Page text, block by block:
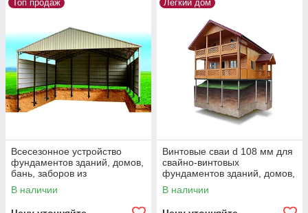
Топ продаж
Всесезонное устройство
фундаментов зданий, домов,
бань, заборов из
фундаментных винтовых
свай d 89 мм
В наличии
Легкий дом
Винтовые сваи d 108 мм для
свайно-винтовых
фундаментов зданий, домов,
бань, трубопроводов, опор
ЛЭП, пирсов.
В наличии